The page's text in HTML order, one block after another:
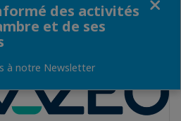
des activités
et de ses
à notre Newsletter